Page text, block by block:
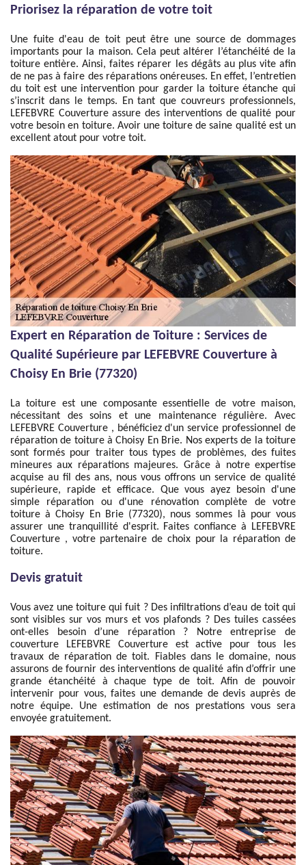
Priorisez la réparation de votre toit
Une fuite d'eau de toit peut être une source de dommages
importants pour la maison. Cela peut altérer l’étanchéité de la
toiture entière. Ainsi, faites réparer les dégâts au plus vite afin
de ne pas à faire des réparations onéreuses. En effet, l’entretien
du toit est une intervention pour garder la toiture étanche qui
s’inscrit dans le temps. En tant que couvreurs professionnels,
LEFEBVRE Couverture assure des interventions de qualité pour
votre besoin en toiture. Avoir une toiture de saine qualité est un
excellent atout pour votre toit.
Expert en Réparation de Toiture : Services de
Qualité Supérieure par LEFEBVRE Couverture à
Choisy En Brie (77320)
La toiture est une composante essentielle de votre maison,
nécessitant des soins et une maintenance régulière. Avec
LEFEBVRE Couverture , bénéficiez d'un service professionnel de
réparation de toiture à Choisy En Brie. Nos experts de la toiture
sont formés pour traiter tous types de problèmes, des fuites
mineures aux réparations majeures. Grâce à notre expertise
acquise au fil des ans, nous vous offrons un service de qualité
supérieure, rapide et efficace. Que vous ayez besoin d'une
simple réparation ou d'une rénovation complète de votre
toiture à Choisy En Brie (77320), nous sommes là pour vous
assurer une tranquillité d'esprit. Faites confiance à LEFEBVRE
Couverture , votre partenaire de choix pour la réparation de
toiture.
Devis gratuit
Vous avez une toiture qui fuit ? Des infiltrations d’eau de toit qui
sont visibles sur vos murs et vos plafonds ? Des tuiles cassées
ont-elles besoin d’une réparation ? Notre entreprise de
couverture LEFEBVRE Couverture est active pour tous les
travaux de réparation de toit. Fiables dans le domaine, nous
assurons de fournir des interventions de qualité afin d’offrir une
grande étanchéité à chaque type de toit. Afin de pouvoir
intervenir pour vous, faites une demande de devis auprès de
notre équipe. Une estimation de nos prestations vous sera
envoyée gratuitement.